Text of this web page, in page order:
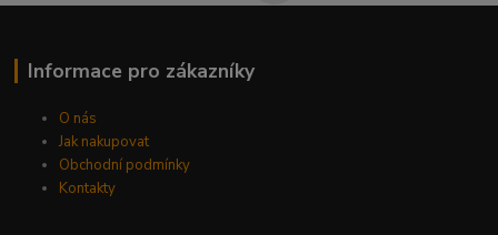
Informace pro zákazníky
O nás
Jak nakupovat
Obchodní podmínky
Kontakty